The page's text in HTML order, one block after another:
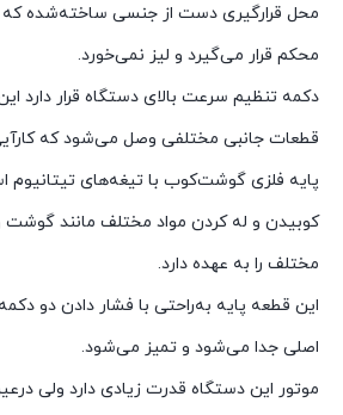
محل قرارگیری دست از جنسی ساخته‌شده که
محکم قرار می‌گیرد و لیز نمی‌خورد.
دکمه تنظیم سرعت بالای دستگاه قرار دارد
قطعات جانبی مختلفی وصل می‌شود که
پایه فلزی گوشت‌کوب با تیغه‌های تیتانیوم
کوبیدن و له کردن مواد مختلف مانند گوشت
مختلف را به عهده دارد.
این قطعه پایه به‌راحتی با فشار دادن دو
اصلی جدا می‌شود و تمیز می‌شود.
موتور این دستگاه قدرت زیادی دارد ولی